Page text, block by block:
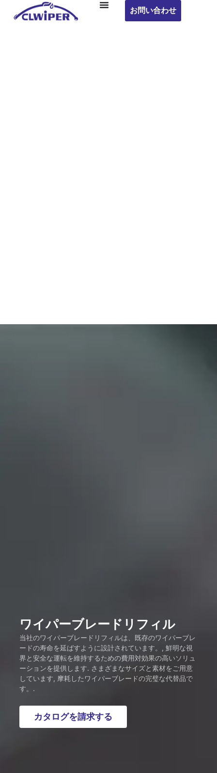
お問い合わせ
ワイパーブレードリフィル
当社のワイパーブレードリフィルは、既存のワイパーブレ
ードの寿命を延ばすように設計されています。, 鮮明な視
界と安全な運転を維持するための費用対効果の高いソリュ
ーションを提供します. さまざまなサイズと素材をご用意
しています, 摩耗したワイパーブレードの完璧な代替品で
す。.
カタログを請求する